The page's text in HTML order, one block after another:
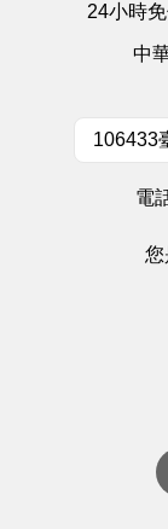
24小時
中
106433
電
您